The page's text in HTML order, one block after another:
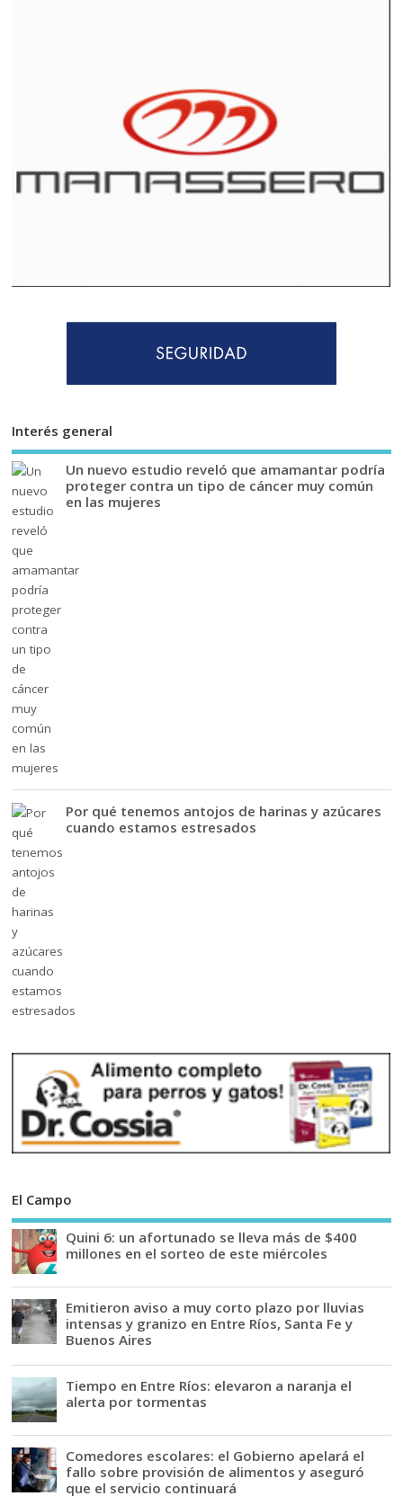
Interés general
Un nuevo estudio reveló que amamantar podría
proteger contra un tipo de cáncer muy común
en las mujeres
Por qué tenemos antojos de harinas y azúcares
cuando estamos estresados
El Campo
Quini 6: un afortunado se lleva más de $400
millones en el sorteo de este miércoles
Emitieron aviso a muy corto plazo por lluvias
intensas y granizo en Entre Ríos, Santa Fe y
Buenos Aires
Tiempo en Entre Ríos: elevaron a naranja el
alerta por tormentas
Comedores escolares: el Gobierno apelará el
fallo sobre provisión de alimentos y aseguró
que el servicio continuará